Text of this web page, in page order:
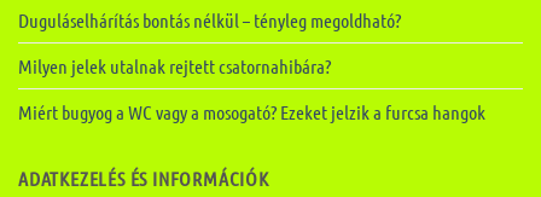
Duguláselhárítás bontás nélkül – tényleg megoldható?
Milyen jelek utalnak rejtett csatornahibára?
Miért bugyog a WC vagy a mosogató? Ezeket jelzik a furcsa hangok
ADATKEZELÉS ÉS INFORMÁCIÓK